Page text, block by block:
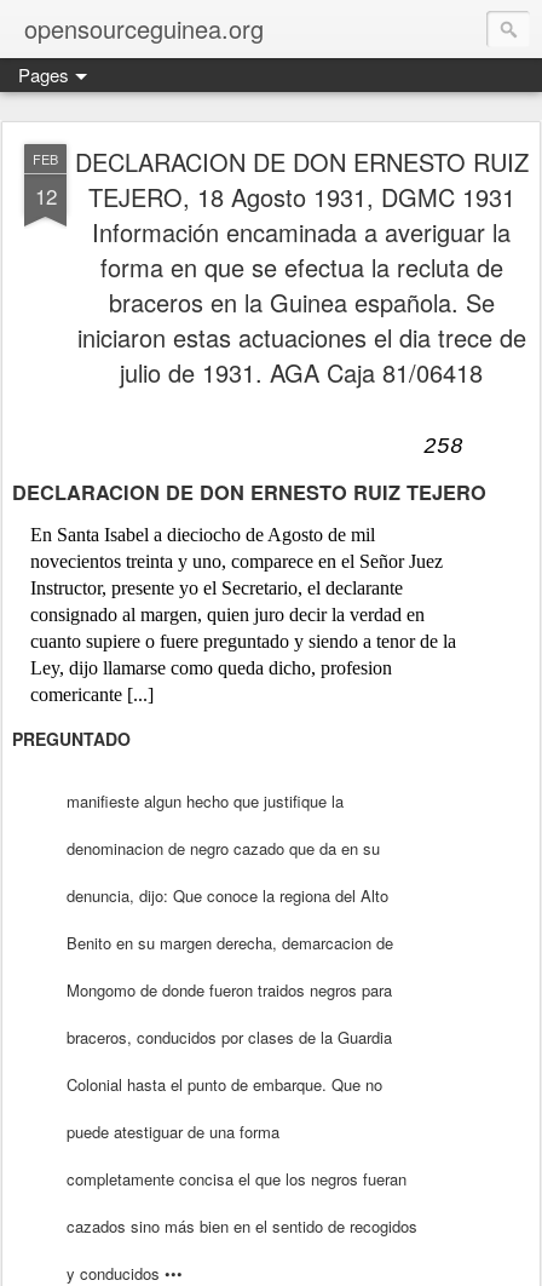
opensourceguinea.org
Pages
FEB
12
DECLARACION DE DON ERNESTO RUIZ
TEJERO, 18 Agosto 1931, DGMC 1931
Información encaminada a averiguar la
forma en que se efectua la recluta de
braceros en la Guinea española. Se
iniciaron estas actuaciones el dia trece de
julio de 1931. AGA Caja 81/06418
258
DECLARACION DE DON ERNESTO RUIZ TEJERO
En Santa Isabel a dieciocho de Agosto de mil
novecientos treinta y uno, comparece en el Señor Juez
Instructor, presente yo el Secretario, el declarante
consignado al margen, quien juro decir la verdad en
cuanto supiere o fuere preguntado y siendo a tenor de la
Ley, dijo llamarse como queda dicho, profesion
comericante [...]
PREGUNTADO
manifieste algun hecho que justifique la
denominacion de negro cazado que da en su
denuncia, dijo: Que conoce la regiona del Alto
Benito en su margen derecha, demarcacion de
Mongomo de donde fueron traidos negros para
braceros, conducidos por clases de la Guardia
Colonial hasta el punto de embarque. Que no
puede atestiguar de una forma
completamente concisa el que los negros fueran
cazados sino más bien en el sentido de recogidos
y conducidos •••